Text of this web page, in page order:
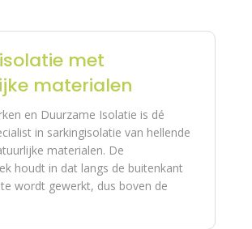
Als
he
t
da
k
in
, d.w.z. recent, met
een dakbedekking in
voldoende goede
staat en een
onderdak, kunnen
we garanderen dat
met
materialen
en Duurzame Isolatie is dé
in sarkingisolatie van hellende
materialen. De
houdt in dat langs de buitenkant
wordt gewerkt, dus boven de